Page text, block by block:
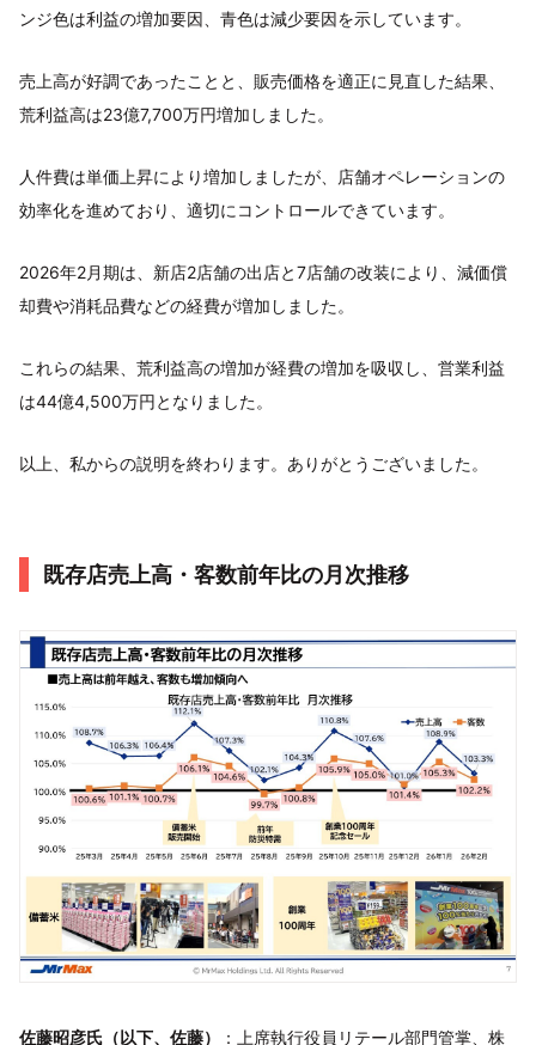
ンジ色は利益の増加要因、青色は減少要因を示しています。
売上高が好調であったことと、販売価格を適正に見直した結果、
荒利益高は23億7,700万円増加しました。
人件費は単価上昇により増加しましたが、店舗オペレーションの
効率化を進めており、適切にコントロールできています。
2026年2月期は、新店2店舗の出店と7店舗の改装により、減価償
却費や消耗品費などの経費が増加しました。
これらの結果、荒利益高の増加が経費の増加を吸収し、営業利益
は44億4,500万円となりました。
以上、私からの説明を終わります。ありがとうございました。
既存店売上高・客数前年比の月次推移
佐藤昭彦氏（以下、佐藤） ：上席執行役員リテール部門管掌、株